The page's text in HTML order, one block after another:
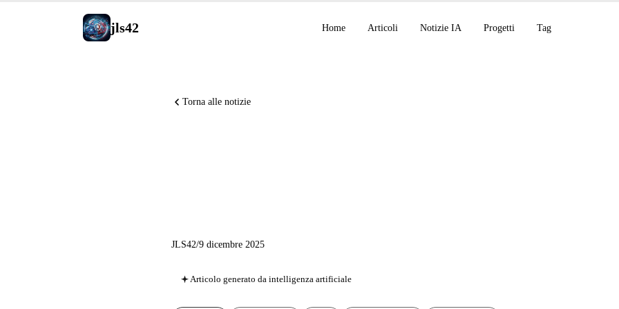
jls42 Home Articoli Notizie IA Progetti Tag
Torna alle notizie
JLS42/9 dicembre 2025
Articolo generato da intelligenza artificiale